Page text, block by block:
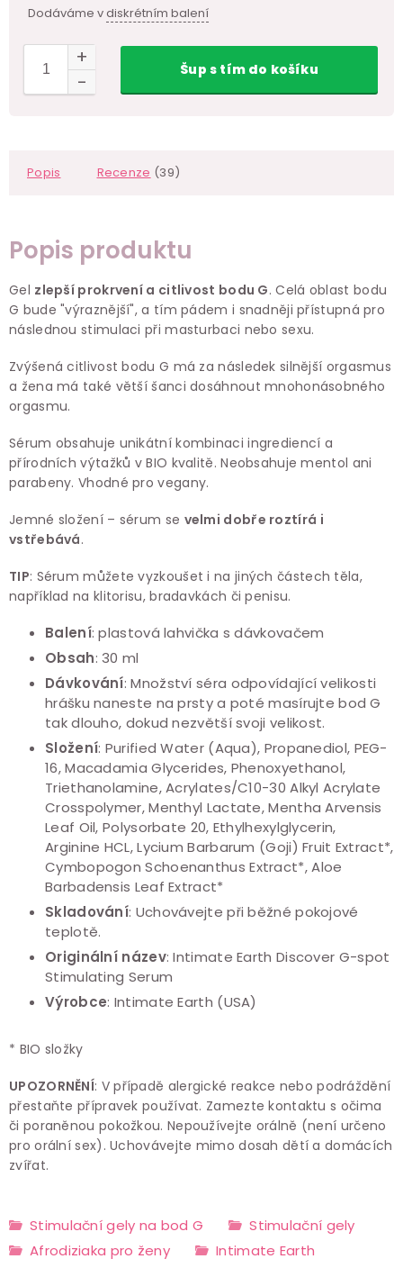
Dodáváme vdiskrétním balení
Šups tímdo košíku
Popis Recenze (39)
Popis produktu
Gel zlepší prokrvení a citlivost bodu G. Celá oblast bodu
G bude "výraznější", a tím pádem i snadněji přístupná pro
následnou stimulaci při masturbaci nebo sexu.
Zvýšená citlivost bodu G má za následek silnější orgasmus
a žena má také větší šanci dosáhnout mnohonásobného
orgasmu.
Sérum obsahuje unikátní kombinaci ingrediencí a
přírodních výtažků v BIO kvalitě. Neobsahuje mentol ani
parabeny. Vhodné pro vegany.
Jemné složení – sérum se velmi dobře roztírá i
vstřebává.
TIP: Sérum můžete vyzkoušet i na jiných částech těla,
například na klitorisu, bradavkách či penisu.
Balení: plastová lahvička s dávkovačem
Obsah: 30 ml
Dávkování: Množství séra odpovídající velikosti
hrášku naneste na prsty a poté masírujte bod G
tak dlouho, dokud nezvětší svoji velikost.
Složení: Purified Water (Aqua), Propanediol, PEG-
16, Macadamia Glycerides, Phenoxyethanol,
Triethanolamine, Acrylates/C10-30 Alkyl Acrylate
Crosspolymer, Menthyl Lactate, Mentha Arvensis
Leaf Oil, Polysorbate 20, Ethylhexylglycerin,
Arginine HCL, Lycium Barbarum (Goji) Fruit Extract*,
Cymbopogon Schoenanthus Extract*, Aloe
Barbadensis Leaf Extract*
Skladování: Uchovávejte při běžné pokojové
teplotě.
Originální název: Intimate Earth Discover G-spot
Stimulating Serum
Výrobce: Intimate Earth (USA)
* BIO složky
UPOZORNĚNÍ: V případě alergické reakce nebo podráždění
přestaňte přípravek používat. Zamezte kontaktu s očima
či poraněnou pokožkou. Nepoužívejte orálně (není určeno
pro orální sex). Uchovávejte mimo dosah dětí a domácích
zvířat.
Stimulační gely na bod G
Stimulační gely
Afrodiziaka pro ženy
Intimate Earth